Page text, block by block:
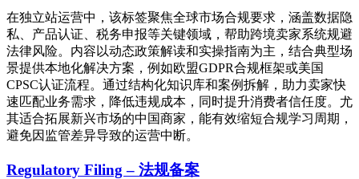
在独立站运营中，该标签聚焦全球市场合规要求，涵盖数据隐
私、产品认证、税务申报等关键领域，帮助跨境卖家系统规避
法律风险。内容以动态政策解读和实操指南为主，结合典型场
景提供本地化解决方案，例如欧盟GDPR合规框架或美国
CPSC认证流程。通过结构化知识库和案例拆解，助力卖家快
速匹配业务需求，降低违规成本，同时提升消费者信任度。尤
其适合拓展新兴市场的中国商家，能有效缩短合规学习周期，
避免因监管差异导致的运营中断。
Regulatory Filing – 法规备案